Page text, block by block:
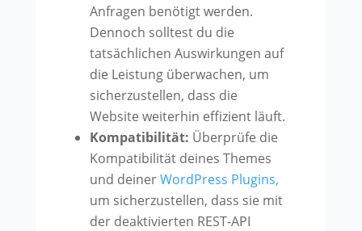
Anfragen benötigt werden.
Dennoch solltest du die
tatsächlichen Auswirkungen auf
die Leistung überwachen, um
sicherzustellen, dass die
Website weiterhin effizient läuft.
Kompatibilität: Überprüfe die
Kompatibilität deines Themes
und deinerWordPress Plugins,
um sicherzustellen, dass sie mit
der deaktivierten REST-API